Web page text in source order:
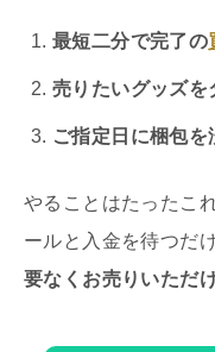
最短二分で完了の
売りたいグッズを
ご指定日に梱包を
やることはたったこ
ールと入金を待つだけ
要なくお売りいただ